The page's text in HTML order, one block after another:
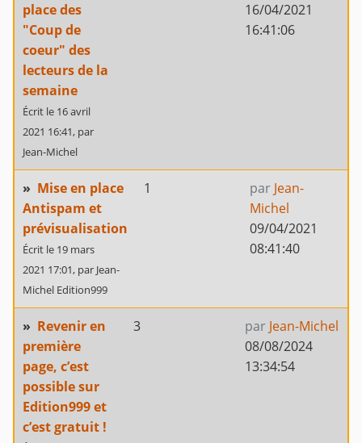
place des
"Coup de
coeur" des
lecteurs de la
semaine
Écrit le 16 avril
2021 16:41, par
Jean-Michel
16/04/2021
16:41:06
» Mise en place
Antispam et
prévisualisation
Écrit le 19 mars
2021 17:01, par Jean-
Michel Edition999
1 par Jean-
Michel
09/04/2021
08:41:40
» Revenir en
première
page, c’est
possible sur
Edition999 et
c’est gratuit !
3 par Jean-Michel
08/08/2024
13:34:54